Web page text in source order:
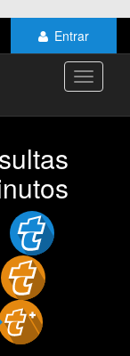
Entrar
Toggle